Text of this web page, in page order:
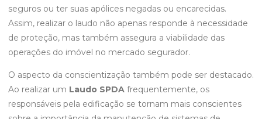
seguros ou ter suas apólices negadas ou encarecidas.
Assim, realizar o laudo não apenas responde à necessidade
de proteção, mas também assegura a viabilidade das
operações do imóvel no mercado segurador.
O aspecto da conscientização também pode ser destacado.
Ao realizar um Laudo SPDA frequentemente, os
responsáveis pela edificação se tornam mais conscientes